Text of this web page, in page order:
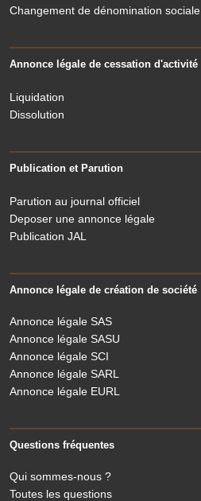
Changement de dénomination sociale
Annonce légale de cessation d'activité
Liquidation
Dissolution
Publication et Parution
Parution au journal officiel
Deposer une annonce légale
Publication JAL
Annonce légale de création de société
Annonce légale SAS
Annonce légale SASU
Annonce légale SCI
Annonce légale SARL
Annonce légale EURL
Questions fréquentes
Qui sommes-nous ?
Toutes les questions